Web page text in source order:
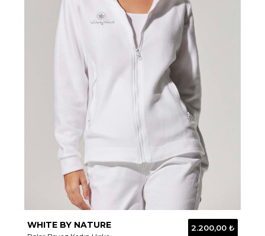
WHITE BY NATURE 2.200,00 ₺